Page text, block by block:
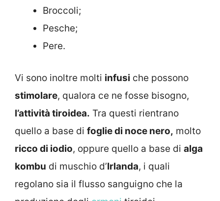
Broccoli;
Pesche;
Pere.
Vi sono inoltre molti infusi che possono
stimolare, qualora ce ne fosse bisogno,
l’attività tiroidea. Tra questi rientrano
quello a base di foglie di noce nero, molto
ricco di iodio, oppure quello a base di alga
kombu di muschio d’Irlanda, i quali
regolano sia il flusso sanguigno che la